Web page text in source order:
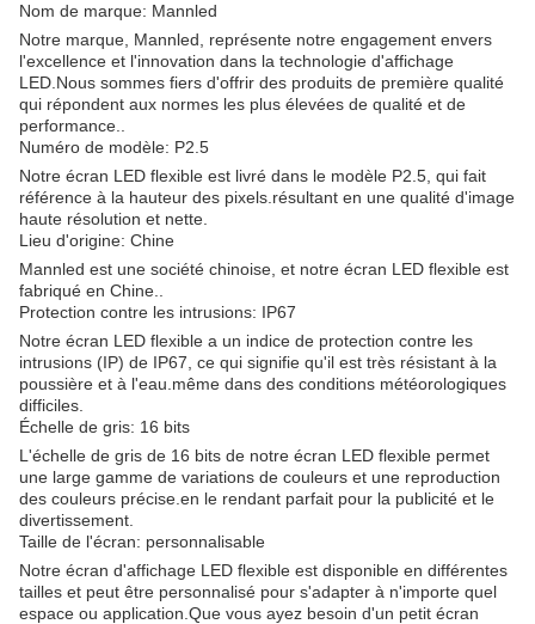
Nom de marque: Mannled
Notre marque, Mannled, représente notre engagement envers
l'excellence et l'innovation dans la technologie d'affichage
LED.Nous sommes fiers d'offrir des produits de première qualité
qui répondent aux normes les plus élevées de qualité et de
performance..
Numéro de modèle: P2.5
Notre écran LED flexible est livré dans le modèle P2.5, qui fait
référence à la hauteur des pixels.résultant en une qualité d'image
haute résolution et nette.
Lieu d'origine: Chine
Mannled est une société chinoise, et notre écran LED flexible est
fabriqué en Chine..
Protection contre les intrusions: IP67
Notre écran LED flexible a un indice de protection contre les
intrusions (IP) de IP67, ce qui signifie qu'il est très résistant à la
poussière et à l'eau.même dans des conditions météorologiques
difficiles.
Échelle de gris: 16 bits
L'échelle de gris de 16 bits de notre écran LED flexible permet
une large gamme de variations de couleurs et une reproduction
des couleurs précise.en le rendant parfait pour la publicité et le
divertissement.
Taille de l'écran: personnalisable
Notre écran d'affichage LED flexible est disponible en différentes
tailles et peut être personnalisé pour s'adapter à n'importe quel
espace ou application.Que vous ayez besoin d'un petit écran